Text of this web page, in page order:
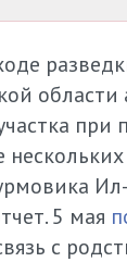
5 мая
с